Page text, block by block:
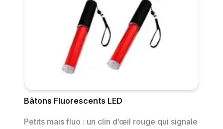
Bâtons Fluorescents LED
Petits mais fluo : un clin d’œil rouge qui signale